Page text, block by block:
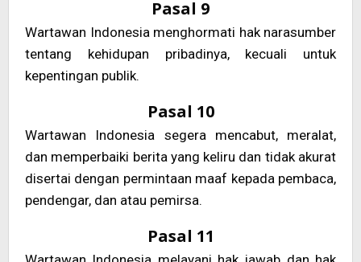
Pasal 9
Wartawan Indonesia menghormati hak narasumber
tentang kehidupan pribadinya, kecuali untuk
kepentingan publik.
Pasal 10
Wartawan Indonesia segera mencabut, meralat,
dan memperbaiki berita yang keliru dan tidak akurat
disertai dengan permintaan maaf kepada pembaca,
pendengar, dan atau pemirsa.
Pasal 11